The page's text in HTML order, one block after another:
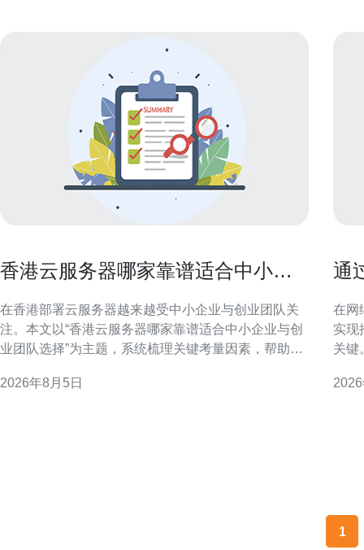
香港云服务器哪家靠谱适合中小企
在香港部署云服务器越来越受中小企业与创业团队关
注。本文以“香港云服务器哪家靠谱适合中小企业与创
业团队选择”为主题，系统梳理关键考量因素，帮助决
服务器 香港具备国际互联网枢纽地位、良好带宽互联
2026年8月5日
通
在网
实现
关键
标用
1